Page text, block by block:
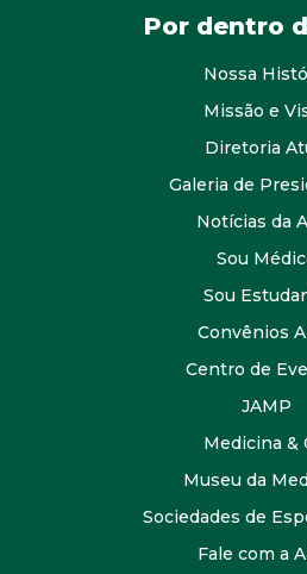
Por dentro
Nossa
Missão e
Diretoria
Galeria de
Notícias da
Sou
Sou
Convênios
Centro de
JAMP
Medicina &
Museu da
Sociedades de
Fale com a